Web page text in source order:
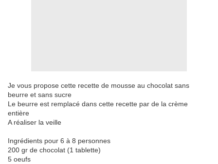
Je vous propose cette recette de mousse au chocolat sans
beurre et sans sucre
Le beurre est remplacé dans cette recette par de la crème
entière
A réaliser la veille
Ingrédients pour 6 à 8 personnes
200 gr de chocolat (1 tablette)
5 oeufs